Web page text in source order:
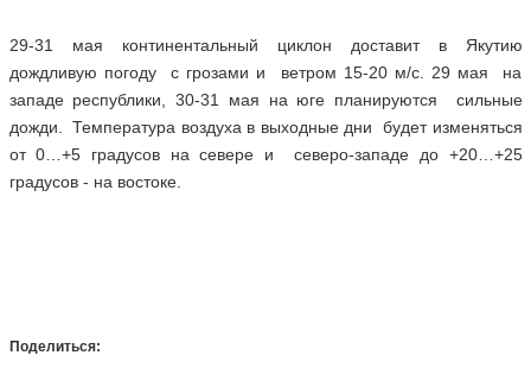
29-31 мая континентальный циклон доставит в Якутию
дождливую погоду с грозами и ветром 15-20 м/с. 29 мая на
западе республики, 30-31 мая на юге планируются сильные
дожди. Температура воздуха в выходные дни будет изменяться
от 0…+5 градусов на севере и северо-западе до +20…+25
градусов - на востоке.
Поделиться: